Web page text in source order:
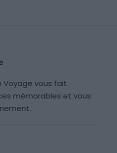
Voyage vous fait
mémorables et vous